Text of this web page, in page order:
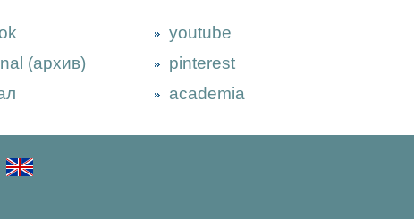
(архив)
youtube
pinterest
academia